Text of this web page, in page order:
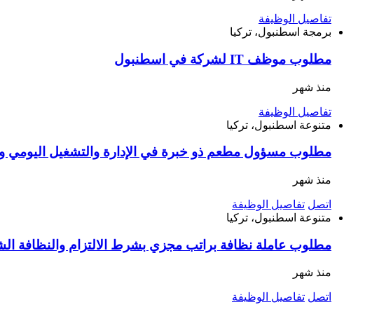
تفاصيل الوظيفة
برمجة اسطنبول، تركيا
مطلوب موظف IT لشركة في اسطنبول
منذ شهر
تفاصيل الوظيفة
متنوعة اسطنبول، تركيا
مطلوب مسؤول مطعم ذو خبرة في الإدارة والتشغيل اليومي
منذ شهر
اتصل تفاصيل الوظيفة
متنوعة اسطنبول، تركيا
مطلوب عاملة نظافة براتب مجزي بشرط الالتزام
منذ شهر
اتصل تفاصيل الوظيفة